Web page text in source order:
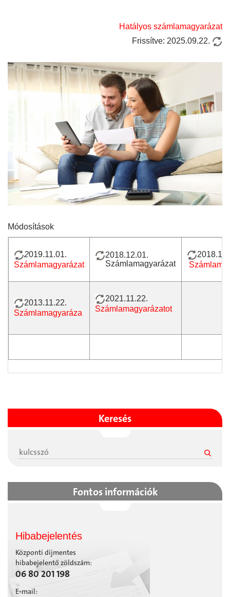
Hatályos számlamagyarázat
Frissítve: 2025.09.22.
Módosítások
2019.11.01.
Számlamagyarázat
2018.12.01.
Számlamagyarázat
2013.11.22.
Számlamagyaráza
2021.11.22.
Számlamagyarázatot
Keresés
Fontos információk
Hibabejelentés
Központi díjmentes
hibabejelentő zöldszám:
06 80 201 198
E-mail: